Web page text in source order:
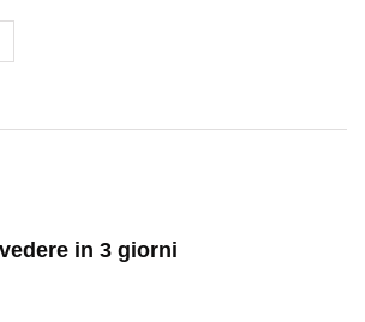
in 3 giorni